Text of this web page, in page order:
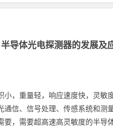
半导体光电探测器的发展及
，重量轻，响应速度快，灵敏
通信、信号处理、传感系统和测
要，需要超高速高灵敏度的半导